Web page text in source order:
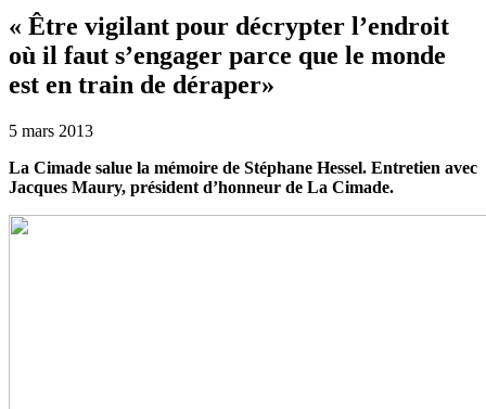
« Être vigilant pour décrypter l’endroit
où il faut s’engager parce que le monde
est en train de déraper»
5 mars 2013
La Cimade salue la mémoire de Stéphane Hessel. Entretien avec
Jacques Maury, président d’honneur de La Cimade.